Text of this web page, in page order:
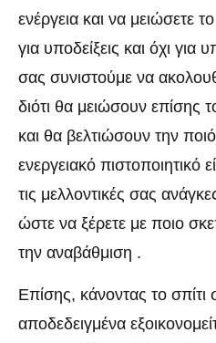
ενέργεια και να μειώσετε
για υποδείξεις και όχι για
σας συνιστούμε να
διότι θα μειώσουν
και θα βελτιώσουν την
ενεργειακό πιστοποιητικό
τις μελλοντικές σας
ώστε να ξέρετε με ποιο
την αναβάθμιση .
Επίσης, κάνοντας το σπίτι
αποδεδειγμένα